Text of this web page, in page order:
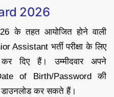
2026
के तहत आयोजित होने वाली
भर्ती परीक्षा के लिए
दिए हैं। उम्मीदवार अपने
of Birth/Password की
डाउनलोड कर सकते हैं।